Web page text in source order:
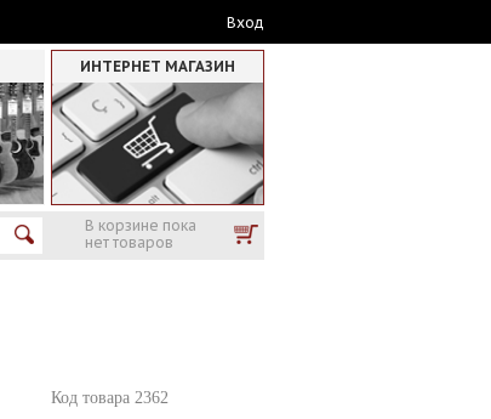
Вход
ИНТЕРНЕТ МАГАЗИН
В корзине пока
нет товаров
Код товара 2362